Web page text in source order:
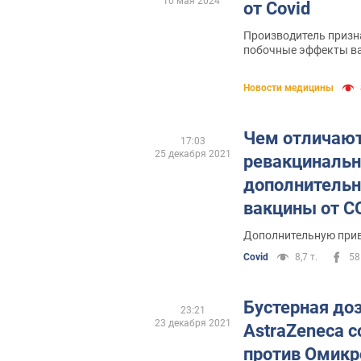
от Covid
Производитель
побочные эффекты
Новости медицины
Чем
вакцины от
пояснение
Дополнительную
Covid 8,7 т. 58
17:03
25 декабря 2021
Бустерная
AstraZeneca
против
23:21
23 декабря 2021